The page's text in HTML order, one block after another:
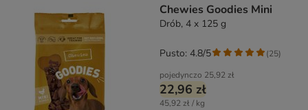
Chewies Goodies Mini
Drób, 4 x 125 g
pojedynczo 25,92 zł
22,96 zł
45,92 zł / kg
Pusto: 4.8/5 (25)